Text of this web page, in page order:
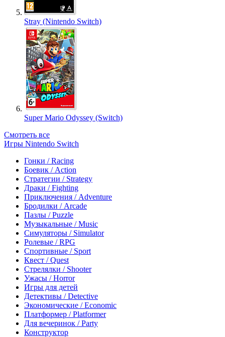
Stray (Nintendo Switch)
Super Mario Odyssey (Switch)
Смотреть все
Игры Nintendo Switch
Гонки / Racing
Боевик / Action
Стратегии / Strategy
Драки / Fighting
Приключения / Adventure
Бродилки / Arcade
Пазлы / Puzzle
Музыкальные / Music
Симуляторы / Simulator
Ролевые / RPG
Спортивные / Sport
Квест / Quest
Стрелялки / Shooter
Ужасы / Horror
Игры для детей
Детективы / Detective
Экономические / Economic
Платформер / Platformer
Для вечеринок / Party
Конструктор